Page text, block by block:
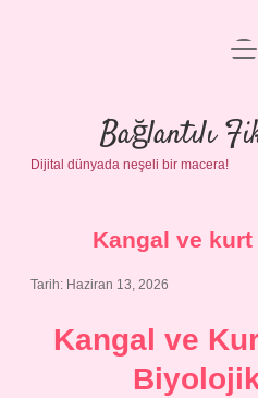
Gizlilik
Yasal
Bağlantılı
Dijital dünyada neşeli bir macera!
Kangal ve
Tarih: Haziran 13, 2026
Kangal ve